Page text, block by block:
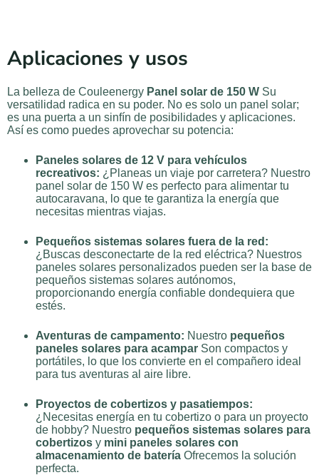
Aplicaciones y usos
La belleza de Couleenergy Panel solar de 150 W Su
versatilidad radica en su poder. No es solo un panel solar;
es una puerta a un sinfín de posibilidades y aplicaciones.
Así es como puedes aprovechar su potencia:
Paneles solares de 12 V para vehículos
recreativos: ¿Planeas un viaje por carretera? Nuestro
panel solar de 150 W es perfecto para alimentar tu
autocaravana, lo que te garantiza la energía que
necesitas mientras viajas.
Pequeños sistemas solares fuera de la red:
¿Buscas desconectarte de la red eléctrica? Nuestros
paneles solares personalizados pueden ser la base de
pequeños sistemas solares autónomos,
proporcionando energía confiable dondequiera que
estés.
Aventuras de campamento: Nuestro pequeños
paneles solares para acampar Son compactos y
portátiles, lo que los convierte en el compañero ideal
para tus aventuras al aire libre.
Proyectos de cobertizos y pasatiempos:
¿Necesitas energía en tu cobertizo o para un proyecto
de hobby? Nuestro pequeños sistemas solares para
cobertizos y mini paneles solares con
almacenamiento de batería Ofrecemos la solución
perfecta.